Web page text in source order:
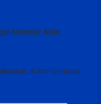
komentar Anda.
Kolom bertanda